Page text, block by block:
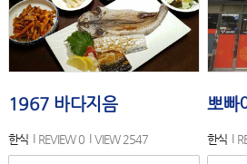
1967 바다지음
한식 REVIEW 0 VIEW 2547
뽀빠
한식